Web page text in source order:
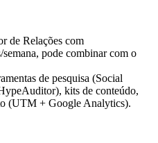
de Relações com
pode combinar com o
de pesquisa (Social
kits de conteúdo,
(UTM + Google Analytics).